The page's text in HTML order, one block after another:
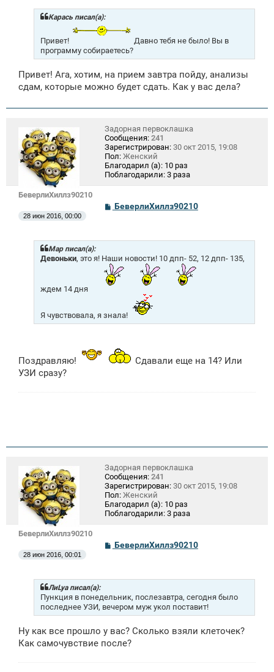
Карась писал(а):
Привет!
Давно тебя не было! Вы в
программу собираетесь?
Привет! Ага, хотим, на прием завтра пойду, анализы
сдам, которые можно будет сдать. Как у вас дела?
БеверлиХиллз90210
Задорная первоклашка
Сообщения: 241
Зарегистрирован: 30 окт 2015, 19:08
Пол: Женский
Благодарил (а): 10 раз
Поблагодарили: 3 раза
С
о
щ
н
и
е
БеверлиХиллз90210
28 июн 2016, 00:00
Mар писал(а):
Девоньки, это я! Наши новости! 10 дпп- 52, 12 дпп- 135,
ждем 14 дня
Я чувствовала, я знала!
Поздравляю!
Сдавали еще на 14? Или
УЗИ сразу?
БеверлиХиллз90210
Задорная первоклашка
Сообщения: 241
Зарегистрирован: 30 окт 2015, 19:08
Пол: Женский
Благодарил (а): 10 раз
Поблагодарили: 3 раза
С
о
щ
н
и
е
БеверлиХиллз90210
28 июн 2016, 00:01
ЛиLya писал(а):
Пункция в понедельник, послезавтра, сегодня было
последнее УЗИ, вечером муж укол поставит!
Ну как все прошло у вас? Сколько взяли клеточек?
Как самочувствие после?